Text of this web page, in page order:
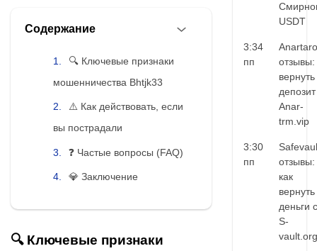
Содержание
🔍 Ключевые признаки
мошенничества Bhtjk33
⚠️ Как действовать, если
вы пострадали
❓ Частые вопросы (FAQ)
💎 Заключение
🔍 Ключевые признаки
USDT
3:34
пп
отзывы:
вернуть
Anar-
trm.vip
3:30
пп
отзывы:
как
вернуть
деньги с
S-
vault.org